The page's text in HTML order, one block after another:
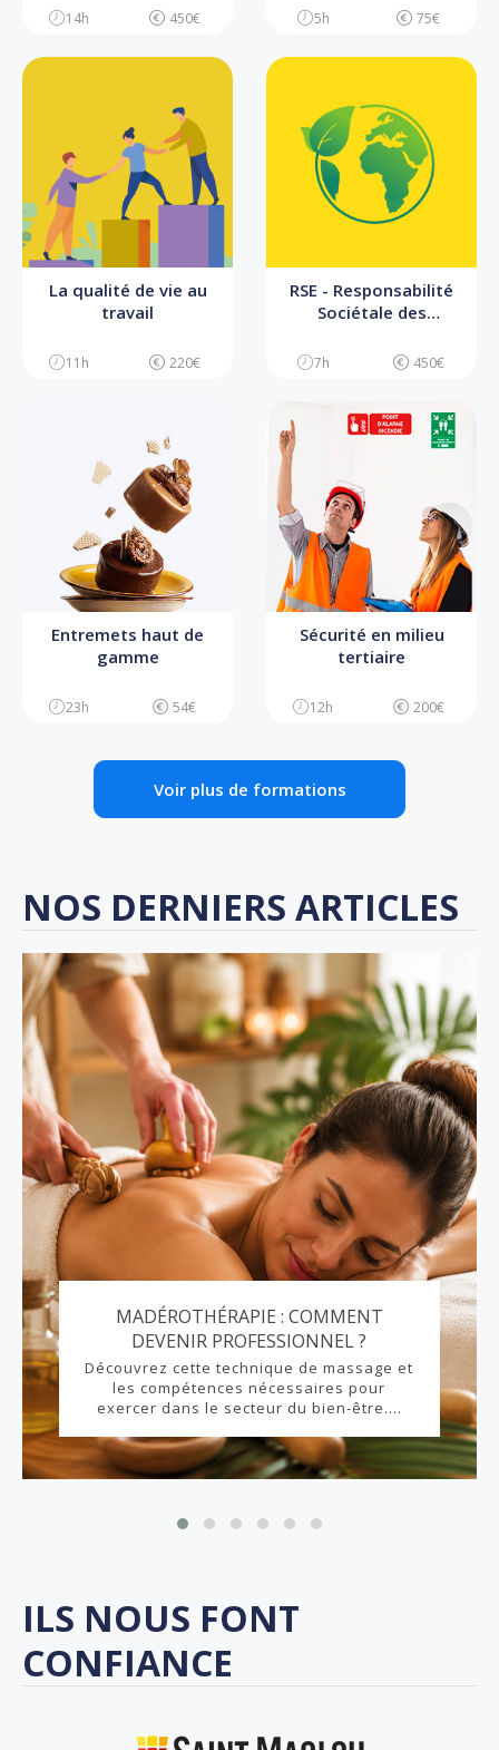
14h 450€ 5h 75€
La qualité de vie au
travail
11h 220€
RSE - Responsabilité
Sociétale des
7h 450€
Entremets haut de
gamme
23h 54€
Sécurité en milieu
tertiaire
12h 200€
Voir plus de formations
NOS DERNIERS ARTICLES
MADÉROTHÉRAPIE : COMMENT
DEVENIR PROFESSIONNEL ?
Découvrez cette technique de massage et
les compétences nécessaires pour
exercer dans le secteur du bien-être....
ILS NOUS FONT
CONFIANCE